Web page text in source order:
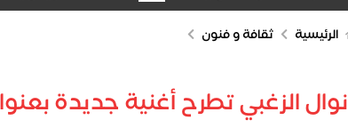
الرئيسية ثقافة و فنون
نوال الزغبي تطرح أغنية جديدة